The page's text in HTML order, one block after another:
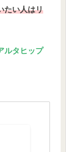
たい人はリ
ルタヒップ